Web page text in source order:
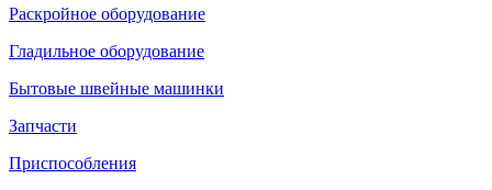
Раскройное оборудование
Гладильное оборудование
Бытовые швейные машинки
Запчасти
Приспособления